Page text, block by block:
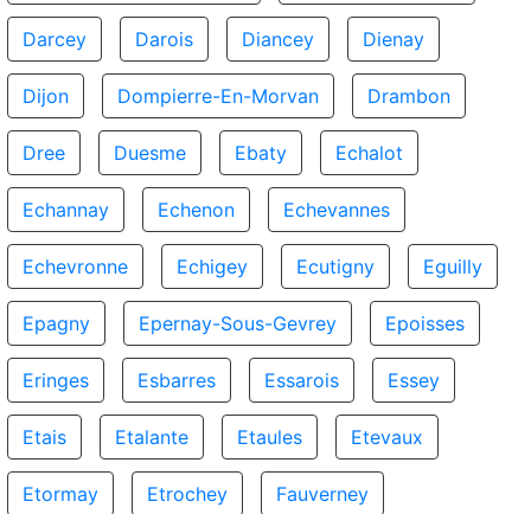
Darcey Darois Diancey Dienay
Dijon Dompierre-En-Morvan Drambon
Dree Duesme Ebaty Echalot
Echannay Echenon Echevannes
Echevronne Echigey Ecutigny Eguilly
Epagny Epernay-Sous-Gevrey Epoisses
Eringes Esbarres Essarois Essey
Etais Etalante Etaules Etevaux
Etormay Etrochey Fauverney